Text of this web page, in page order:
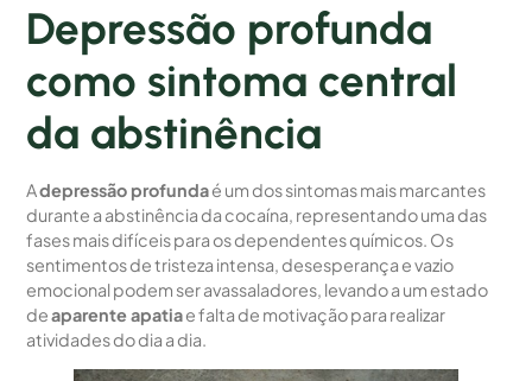
Depressão profunda
como sintoma central
da abstinência
Adepressão profundaé um dos sintomas mais marcantes
durante a abstinência da cocaína, representando uma das
fases mais difíceis para os dependentes químicos. Os
sentimentos de tristeza intensa, desesperança e vazio
emocional podem ser avassaladores, levando a um estado
deaparente apatiae falta de motivação para realizar
atividades do dia a dia.